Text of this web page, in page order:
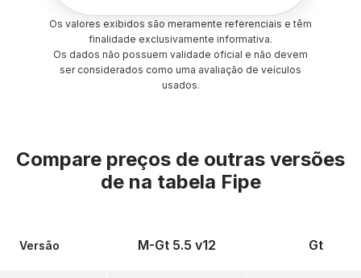
Os valores exibidos são meramente referenciais e têm
finalidade exclusivamente informativa.
Os dados não possuem validade oficial e não devem
ser considerados como uma avaliação de veículos
usados.
Compare preços de outras versões
de na tabela Fipe
Versão M-Gt 5.5 v12 Gt